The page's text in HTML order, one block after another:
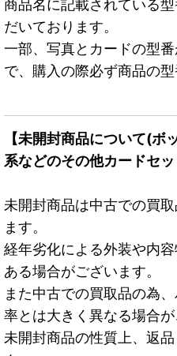
商品名に記載されている
だいております。
一部、写真とカードの型
で、購入の際必ず商品の型
【未開封商品について(ボ
系などのその他カードセッ
未開封商品は中古での買
ます。
経年劣化による外装や内
ある場合がございます。
また中古での買取品の為
率とは大きく異なる場合が
未開封商品の性質上、返